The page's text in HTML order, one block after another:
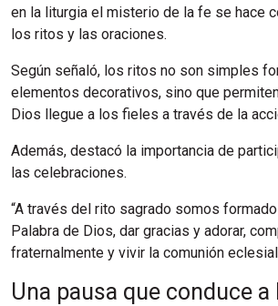
en la liturgia el misterio de la fe se hace
los ritos y las oraciones.
Según señaló, los ritos no son simples
elementos decorativos, sino que
Dios llegue a los fieles a través de la
Además, destacó la importancia de
las celebraciones.
“A través del rito sagrado somos
Palabra de Dios, dar gracias y adorar,
fraternalmente y vivir la comunión
Una pausa que conduce a